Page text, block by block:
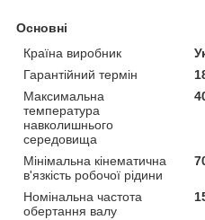
Основні
Країна виробник
Гарантійний термін
Максимальна
температура
навколишнього
середовища
Мінімальна кінематична
в'язкість робочої рідини
Номінальна частота
обертання валу